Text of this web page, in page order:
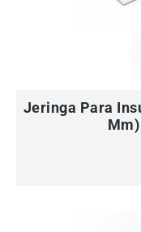
Jeringa Para